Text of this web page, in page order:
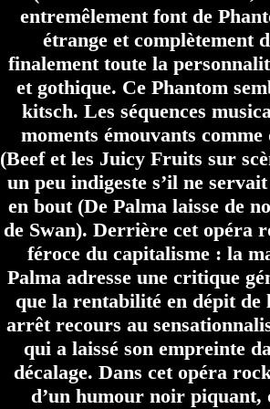
entremêlement font de
étrange et complètement
finalement toute la
et gothique. Ce Phantom
kitsch. Les séquences
moments émouvants
(Beef et les Juicy Fruits sur
un peu indigeste s’il ne
en bout (De Palma laisse de
de Swan). Derrière cet opéra
féroce du capitalisme : la
Palma adresse une critique
que la rentabilité en dépit
arrêt recours au
qui a laissé son empreinte
décalage. Dans cet opéra
d’un humour noir piquant,